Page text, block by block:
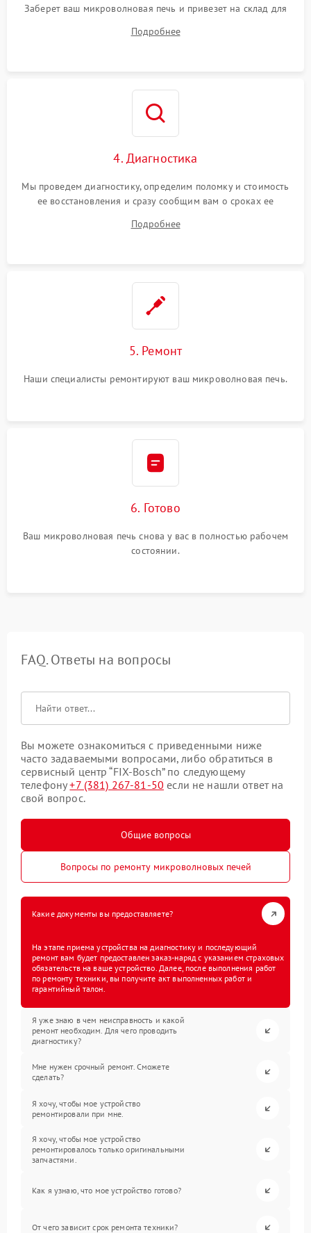
Заберет ваш микроволновая печь и привезет на склад для
Подробнее
4. Диагностика
Мы проведем диагностику, определим поломку и стоимость
ее восстановления и сразу сообщим вам о сроках ее
Подробнее
5. Ремонт
Наши специалисты ремонтируют ваш микроволновая печь.
6. Готово
Ваш микроволновая печь снова у вас в полностью рабочем
состоянии.
FAQ. Ответы на вопросы
Вы можете ознакомиться с приведенными ниже
часто задаваемыми вопросами, либо обратиться в
сервисный центр “FIX-Bosch” по следующему
телефону+7 (381) 267-81-50 если не нашли ответ на
свой вопрос.
Общие вопросы
Вопросы по ремонту микроволновых печей
Какие документы вы предоставляете?
На этапе приема устройства на диагностику и последующий
ремонт вам будет предоставлен заказ-наряд с указанием страховых
обязательств на ваше устройство. Далее, после выполнения работ
по ремонту техники, вы получите акт выполненных работ и
гарантийный талон.
Я уже знаю в чем неисправность и какой
ремонт необходим. Для чего проводить
диагностику?
Мне нужен срочный ремонт. Сможете
сделать?
Я хочу, чтобы мое устройство
ремонтировали при мне.
Я хочу, чтобы мое устройство
ремонтировалось только оригинальными
запчастями.
Как я узнаю, что мое устройство готово?
От чего зависит срок ремонта техники?